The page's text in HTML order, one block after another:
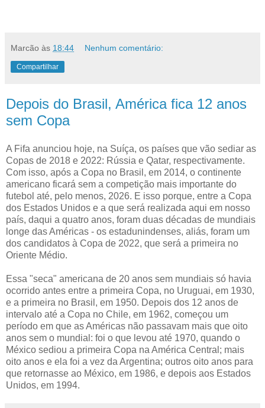
Marcão às 18:44 Nenhum comentário:
Compartilhar
Depois do Brasil, América fica 12 anos
sem Copa
A Fifa anunciou hoje, na Suíça, os países que vão sediar as
Copas de 2018 e 2022: Rússia e Qatar, respectivamente.
Com isso, após a Copa no Brasil, em 2014, o continente
americano ficará sem a competição mais importante do
futebol até, pelo menos, 2026. E isso porque, entre a Copa
dos Estados Unidos e a que será realizada aqui em nosso
país, daqui a quatro anos, foram duas décadas de mundiais
longe das Américas - os estadunindenses, aliás, foram um
dos candidatos à Copa de 2022, que será a primeira no
Oriente Médio.
Essa "seca" americana de 20 anos sem mundiais só havia
ocorrido antes entre a primeira Copa, no Uruguai, em 1930,
e a primeira no Brasil, em 1950. Depois dos 12 anos de
intervalo até a Copa no Chile, em 1962, começou um
período em que as Américas não passavam mais que oito
anos sem o mundial: foi o que levou até 1970, quando o
México sediou a primeira Copa na América Central; mais
oito anos e ela foi a vez da Argentina; outros oito anos para
que retornasse ao México, em 1986, e depois aos Estados
Unidos, em 1994.